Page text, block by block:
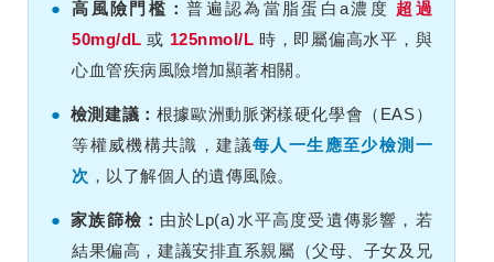
● 高風險門檻：普遍認為當脂蛋白a濃度 超過
50mg/dL 或 125nmol/L 時，即屬偏高水平，與
心血管疾病風險增加顯著相關。
● 檢測建議： 根據歐洲動脈粥樣硬化學會（EAS）
等權威機構共識，建議每人一生應至少檢測一
次 ，以了解個人的遺傳風險。
● 家族篩檢： 由於Lp(a)水平高度受遺傳影響，若
結果偏高，建議安排直系親屬（父母、子女及兄